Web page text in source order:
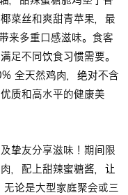
菜丝和爽甜青苹果，最
来多重口感滋味。食客
足不同饮食习惯需要。
全天然鸡肉，绝对不含
质和高水平的健康美
挚友分享滋味！期间限
，配上甜辣蜜糖酱，让
论是大型家庭聚会或三